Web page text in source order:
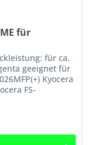
für
für ca.
geeignet für
Kyocera
FS-